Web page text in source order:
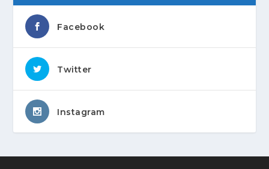
Facebook
Twitter
Instagram